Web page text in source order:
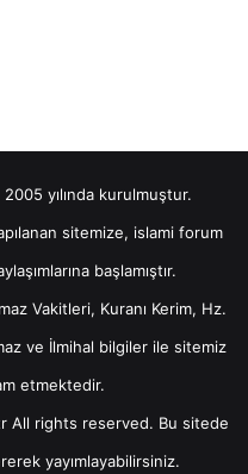
yılında kurulmuştur.
sitemize, islami forum
başlamıştır.
Vakitleri, Kuranı Kerim, Hz.
ve İlmihal bilgiler ile sitemiz
etmektedir.
All rights reserved. Bu sitede
yayımlayabilirsiniz.